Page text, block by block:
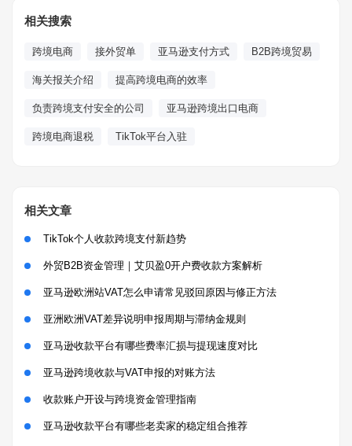
相关搜索
跨境电商 接外贸单 亚马逊支付方式 B2B跨境贸易
海关报关介绍 提高跨境电商的效率
负责跨境支付安全的公司 亚马逊跨境出口电商
跨境电商退税 TikTok平台入驻
相关文章
TikTok个人收款跨境支付新趋势
外贸B2B资金管理｜艾贝盈0开户费收款方案解析
亚马逊欧洲站VAT怎么申请常见驳回原因与修正方法
亚洲欧洲VAT差异说明申报周期与滞纳金规则
亚马逊收款平台有哪些费率汇损与提现速度对比
亚马逊跨境收款与VAT申报的对账方法
收款账户开设与跨境资金管理指南
亚马逊收款平台有哪些老卖家的稳定组合推荐